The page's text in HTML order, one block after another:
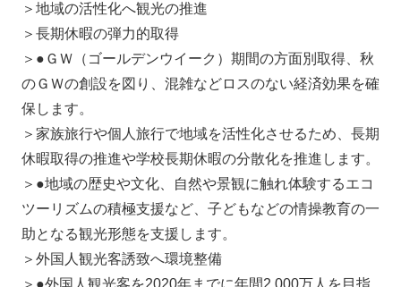
＞地域の活性化へ観光の推進
＞長期休暇の弾力的取得
＞●ＧＷ（ゴールデンウイーク）期間の方面別取得、秋
のＧＷの創設を図り、混雑などロスのない経済効果を確
保します。
＞家族旅行や個人旅行で地域を活性化させるため、長期
休暇取得の推進や学校長期休暇の分散化を推進します。
＞●地域の歴史や文化、自然や景観に触れ体験するエコ
ツーリズムの積極支援など、子どもなどの情操教育の一
助となる観光形態を支援します。
＞外国人観光客誘致へ環境整備
＞●外国人観光客を2020年までに年間2,000万人を目指